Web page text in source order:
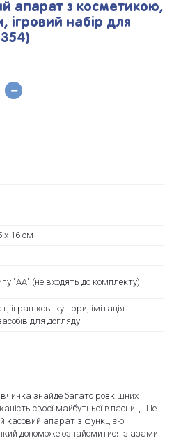
апарат з косметикою,
ігровий набір для
х 16 см
"АА" (не входять до комплекту)
іграшкові купюри, імітація
для догляду
знайде багато розкішних
своєї майбутньої власниці. Це
касовий апарат з функцією
допоможе ознайомитися з азами